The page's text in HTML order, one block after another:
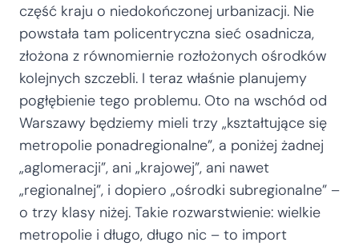
część kraju o niedokończonej urbanizacji. Nie
powstała tam policentryczna sieć osadnicza,
złożona z równomiernie rozłożonych ośrodków
kolejnych szczebli. I teraz właśnie planujemy
pogłębienie tego problemu. Oto na wschód od
Warszawy będziemy mieli trzy „kształtujące się
metropolie ponadregionalne”, a poniżej żadnej
„aglomeracji”, ani „krajowej”, ani nawet
„regionalnej”, i dopiero „ośrodki subregionalne” –
o trzy klasy niżej. Takie rozwarstwienie: wielkie
metropolie i długo, długo nic – to import